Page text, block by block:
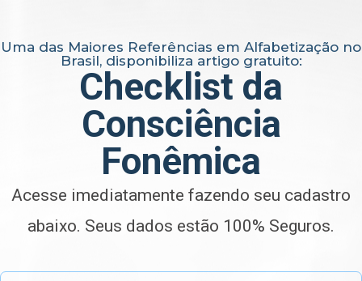
Uma das Maiores Referências em Alfabetização no
Brasil, disponibiliza artigo gratuito:
Checklist da
Consciência
Fonêmica
Acesse imediatamente fazendo seu cadastro
abaixo. Seus dados estão 100% Seguros.